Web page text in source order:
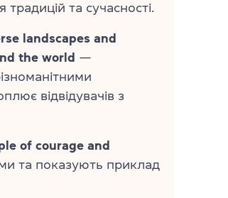
та сучасності.
landscapes and
the world —
відвідувачів з
of courage and
та показують приклад